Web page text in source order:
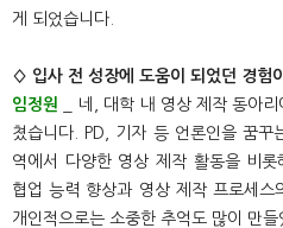
게 되었습니다.
◊ 입사 전 성장에 도움이 되었던 경험
임정원 _ 네, 대학 내 영상 제작 동아
쳤습니다. PD, 기자 등 언론인을 꿈꾸
역에서 다양한 영상 제작 활동을 비
협업 능력 향상과 영상 제작 프로세스
개인적으로는 소중한 추억도 많이 만